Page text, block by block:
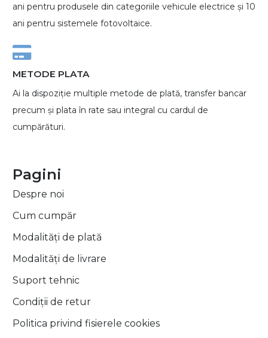
ani pentru produsele din categoriile vehicule electrice și 10
ani pentru sistemele fotovoltaice.
METODE PLATA
Ai la dispoziție multiple metode de plată, transfer bancar
precum și plata în rate sau integral cu cardul de
cumpărături.
Pagini
Despre noi
Cum cumpăr
Modalități de plată
Modalități de livrare
Suport tehnic
Condiții de retur
Politica privind fisierele cookies